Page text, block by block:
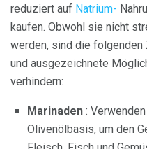
reduziert auf Natrium-
kaufen. Obwohl sie nicht
werden, sind die
und ausgezeichnete
verhindern:
Marinaden :
Olivenölbasis, um den